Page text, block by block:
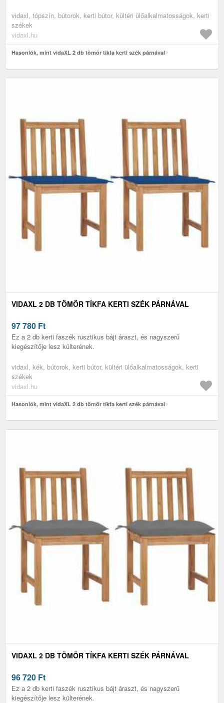
vidaxl, tópszín, bútorok, kerti bútor, kültéri ülőalkalmatosságok, kerti
székek
vidaxl.hu
Hasonlók, mint vidaXL 2 db tömör tíkfa kerti szék párnával
VIDAXL 2 DB TÖMÖR TÍKFA KERTI SZÉK PÁRNÁVAL
97 780 Ft
Ez a 2 db kerti faszék rusztikus bájt áraszt, és nagyszerű
kiegészítője lesz külterének.
vidaxl, kék, bútorok, kerti bútor, kültéri ülőalkalmatosságok, kerti
székek
vidaxl.hu
Hasonlók, mint vidaXL 2 db tömör tíkfa kerti szék párnával
VIDAXL 2 DB TÖMÖR TÍKFA KERTI SZÉK PÁRNÁVAL
96 720 Ft
Ez a 2 db kerti faszék rusztikus bájt áraszt, és nagyszerű
kiegészítője lesz külterének.